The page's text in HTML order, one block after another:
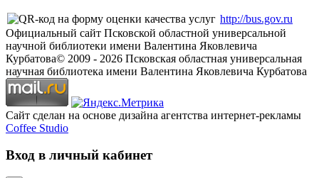
http://bus.gov.ru
Официальный сайт Псковской областной универсальной
научной библиотеки имени Валентина Яковлевича
Курбатова© 2009 - 2026 Псковская областная универсальная
научная библиотека имени Валентина Яковлевича Курбатова
Сайт сделан на основе дизайна агентства интернет-рекламы
Coffee Studio
Вход в личный кабинет